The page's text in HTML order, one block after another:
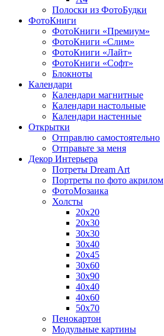
Полоски из ФотоБудки
ФотоКниги
ФотоКниги «Премиум»
ФотоКниги «Слим»
ФотоКниги «Лайт»
ФотоКниги «Софт»
Блокноты
Календари
Календари магнитные
Календари настольные
Календари настенные
Открытки
Отправлю самостоятельно
Отправьте за меня
Декор Интерьера
Потреты Dream Art
Портреты по фото акрилом
ФотоМозаика
Холсты
20х20
20х30
30х30
30х40
20х45
30х60
30х90
40х40
40х60
50х70
Пенокартон
Модульные картины